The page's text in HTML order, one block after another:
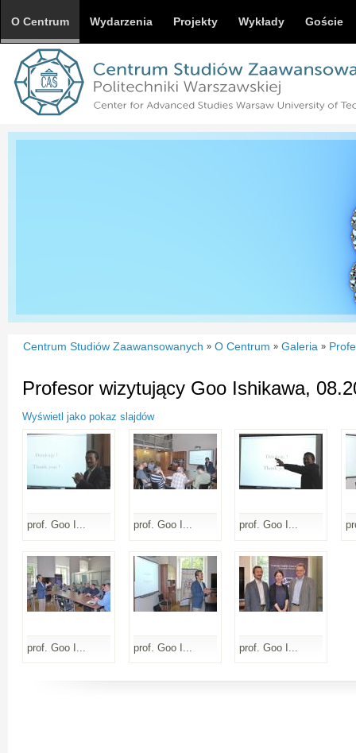
O Centrum Wydarzenia Projekty Wykłady Goście
Centrum Studiów Zaawansowanych » O Centrum » Galeria »
Profesor wizytujący Goo Ishikawa,
Wyświetl jako pokaz slajdów
prof. Goo I... prof. Goo I... prof. Goo I...
prof. Goo I... prof. Goo I... prof. Goo I...